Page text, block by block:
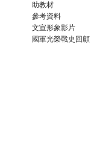
助教材
參考資料
文宣形象影片
國軍光榮戰史回顧